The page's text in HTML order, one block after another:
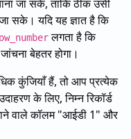
जा सके, ताकि ठीक उसी
जा सके। यदि यह ज्ञात है कि
लगता है कि
बेहतर होगा।
कुंजियाँ हैं, तो आप प्रत्येक
के लिए, निम्न रिकॉर्ड
वाले कॉलम "आईडी 1" और